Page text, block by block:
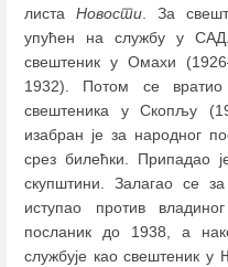
листа Новости. За
упућен на службу у САД.
свештеник у Омахи (1926
1932). Потом се
свештеника у Скопљу
изабран је за народног
срез билећки. Припадао
скупштини. Залагао се
иступао против
посланик до 1938, а
службује као свештеник у